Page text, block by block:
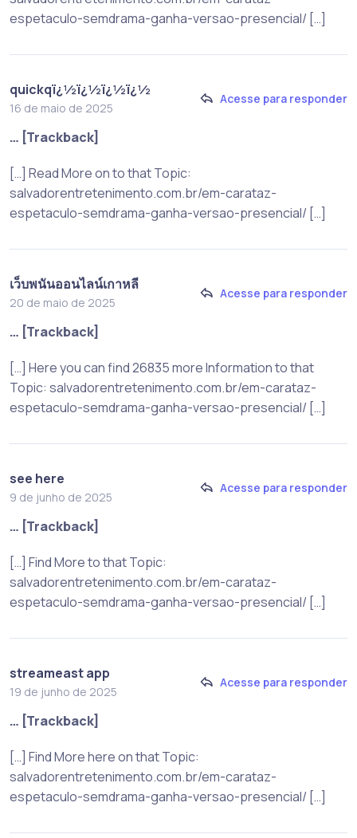
espetaculo-semdrama-ganha-versao-presencial/ […]
quickqï¿½ï¿½ï¿½ï¿½
16 de maio de 2025
Acesse para responder
… [Trackback]
[…] Read More on to that Topic:
salvadorentretenimento.com.br/em-carataz-
espetaculo-semdrama-ganha-versao-presencial/ […]
เว็บพนันออนไลน์เกาหลี
20 de maio de 2025
Acesse para responder
… [Trackback]
[…] Here you can find 26835 more Information to that
Topic: salvadorentretenimento.com.br/em-carataz-
espetaculo-semdrama-ganha-versao-presencial/ […]
see here
9 de junho de 2025
Acesse para responder
… [Trackback]
[…] Find More to that Topic:
salvadorentretenimento.com.br/em-carataz-
espetaculo-semdrama-ganha-versao-presencial/ […]
streameast app
19 de junho de 2025
Acesse para responder
… [Trackback]
[…] Find More here on that Topic:
salvadorentretenimento.com.br/em-carataz-
espetaculo-semdrama-ganha-versao-presencial/ […]